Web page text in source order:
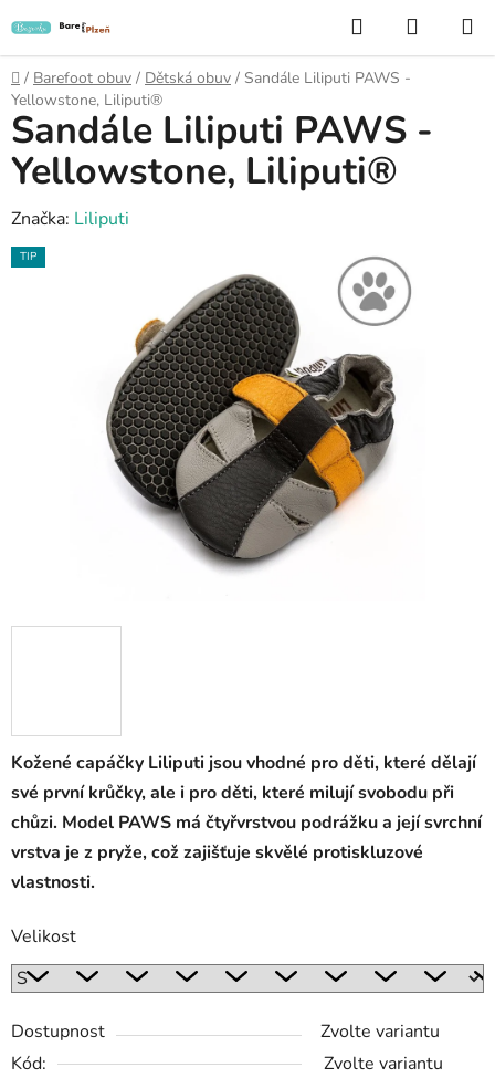
na
obsah
Hledat
KOŠÍK
Domů
/ Barefoot obuv / Dětská obuv / Sandále Liliputi PAWS -
Yellowstone, Liliputi®
Kožené capáčky Liliputi jsou vhodné pro děti, které dělají
své první krůčky, ale i pro děti, které milují svobodu při
chůzi. Model PAWS má čtyřvrstvou podrážku a její svrchní
vrstva je z pryže, což zajišťuje skvělé protiskluzové
vlastnosti.
Velikost
Dostupnost
Zvolte variantu
Kód:
Zvolte variantu
Sandále Liliputi PAWS -
Yellowstone, Liliputi®
Značka: Liliputi
TIP